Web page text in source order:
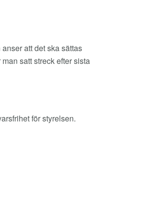
att det ska sättas
satt streck efter sista
för styrelsen.